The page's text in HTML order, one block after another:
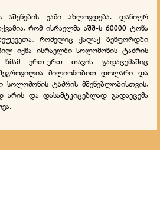
აშენების ჟამი ახლოვდება. დანიურ
რომ ისრაელმა აშშ-ს 60000 ტონა
რომელიც ქალაქ ბენფორდში
იქნა ისრაელში სოლომონის ტაძრის
ხმამ ერთ-ერთ თავის გადაცემაშიც
მილიონობით დოლარი და
ტაძრის მშენებლობისთვის,
და დასამტკიცებლად გადაეცემა